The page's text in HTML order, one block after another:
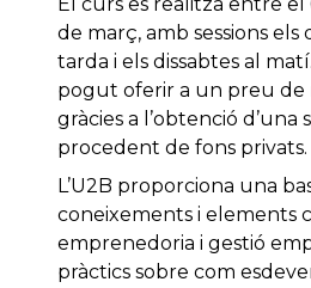
de març, amb sessions els
tarda i els dissabtes al matí.
pogut oferir a un preu de
gràcies a l’obtenció d’una
procedent de fons privats.
L’U2B proporciona una
coneixements i elements
emprenedoria i gestió
pràctics sobre com